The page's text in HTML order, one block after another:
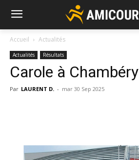
Accueil Actualités
Actualités Résultats
Carole à Chambéry
Par LAURENT D. - mar 30 Sep 2025